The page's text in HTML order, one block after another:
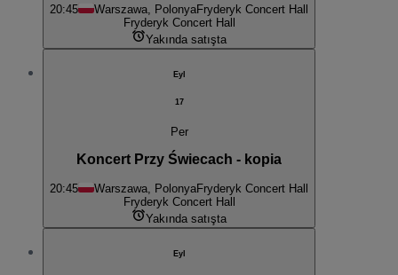
20:45 Warszawa, PolonyaFryderyk Concert Hall
Fryderyk Concert Hall
Yakında satışta
Eyl
17
Per
Koncert Przy Świecach - kopia
20:45 Warszawa, PolonyaFryderyk Concert Hall
Fryderyk Concert Hall
Yakında satışta
Eyl